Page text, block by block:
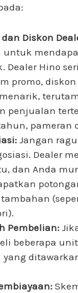
dan Diskon
untuk
Dealer Hino
promo,
penjualan
pameran
Jangan
Dealer
dan Anda
Pembelian:
beberapa
yang